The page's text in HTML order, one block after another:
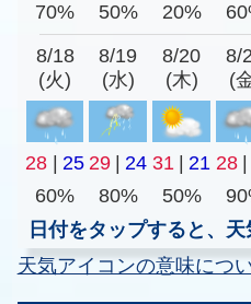
70%
50% 20%
8/18
(火)
8/19
(水)
8/20
(木)
8/
(
28 25 29 24 31 21 28
60%
80% 50%
日付をタップすると、
天気アイコンの意味につ